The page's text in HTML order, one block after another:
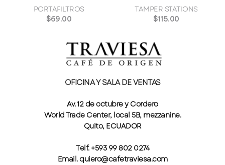
PORTAFILTROS
$69.00
TAMPER STATIONS
$115.00
OFICINA Y SALA DE VENTAS
Av. 12 de octubre y Cordero
World Trade Center, local 5B, mezzanine.
Quito, ECUADOR
Telf. +593 99 802 0274
Email. quiero@cafetraviesa.com